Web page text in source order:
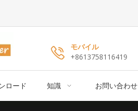
モバイル
+8613758116419
ロード 知識 お問い合わせ